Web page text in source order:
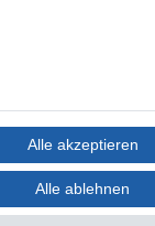
Alle akzeptieren
Alle ablehnen